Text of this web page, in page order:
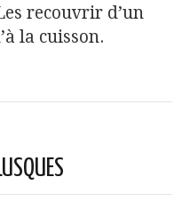
recouvrir d’un
la cuisson.